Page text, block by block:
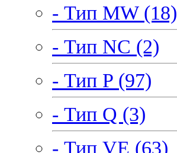
- Тип MW (18)
- Тип NC (2)
- Тип P (97)
- Тип Q (3)
- Тип VE (63)